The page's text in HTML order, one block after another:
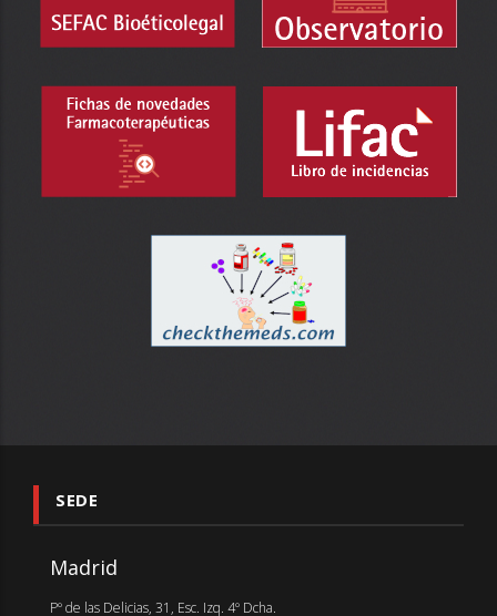
SEDE
Madrid
Pº de las Delicias, 31, Esc. Izq. 4º Dcha.